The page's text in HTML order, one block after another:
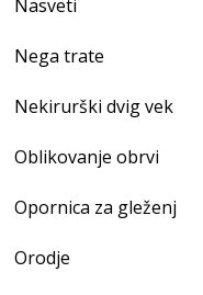
Nasveti
Nega trate
Nekirurški dvig vek
Oblikovanje obrvi
Opornica za gleženj
Orodje